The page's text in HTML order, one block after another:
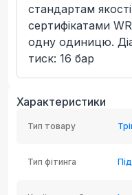
стандартам
сертифікатами
одну одиницю.
тиск: 16 бар
Характеристики
Тип товару
Тип фітинга